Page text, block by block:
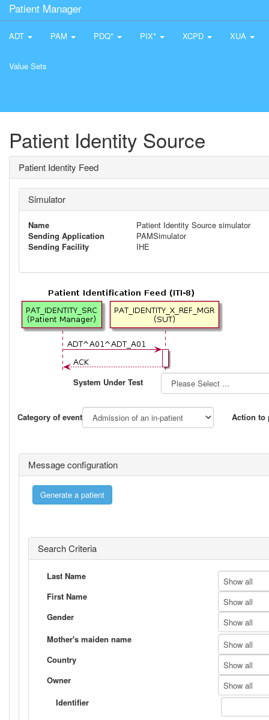
Patient Manager
ADT PAM PDQ* PIX* XCPD XUA
Value Sets
Patient Identity Source
Patient Identity Feed
Simulator
Name
Patient Identity Source simulator
Sending Application
PAMSimulator
Sending Facility
IHE
System Under Test
Category of event Action to
Message configuration
Search Criteria
Last Name
Show all
First Name
Show all
Gender
Show all
Mother's maiden name
Show all
Country
Show all
Owner
Show all
Identifier